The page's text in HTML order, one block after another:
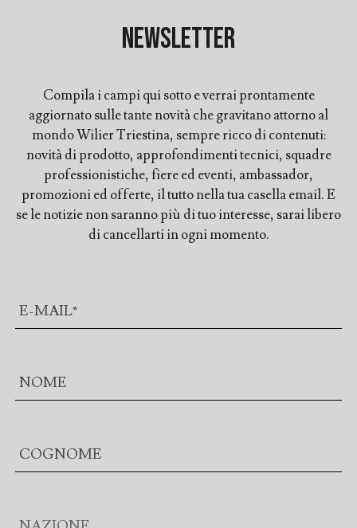
Newsletter
Compila i campi qui sotto e verrai prontamente
aggiornato sulle tante novità che gravitano attorno al
mondo Wilier Triestina, sempre ricco di contenuti:
novità di prodotto, approfondimenti tecnici, squadre
professionistiche, fiere ed eventi, ambassador,
promozioni ed offerte, il tutto nella tua casella email. E
se le notizie non saranno più di tuo interesse, sarai libero
di cancellarti in ogni momento.